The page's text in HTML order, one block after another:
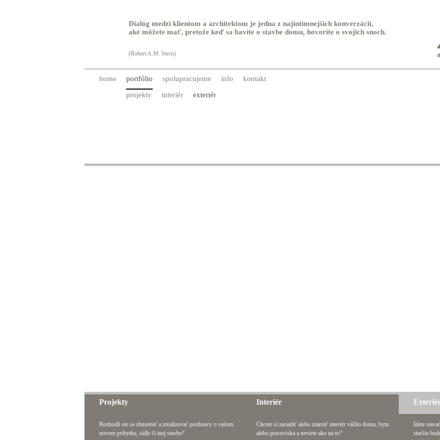
Dialóg medzi klientom a architektom je jedna z najintímnejších konverzácií,
aké môžete mať, pretože keď sa bavíte o stavbe domu, hovoríte o svojich snoch.
(Robert A.M. Stern)
home portfólio
projekty interiér exteriér
spolupracujeme info kontakt
Projekty Interiér
Rozhodli ste sa zhmotniť a zrealizovať predstavy o vašom
novom príbytku, sídle či inej stavbe?
Chcete si zariadiť alebo zmeniť interiér vášho domu, bytu
alebo pracoviska a neviete ako na to?
Idete
staršiu